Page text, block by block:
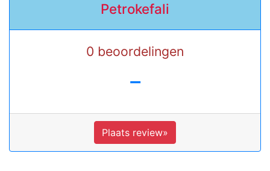
Petrokefali
0 beoordelingen
-
Plaats review»